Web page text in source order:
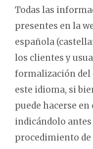
Todas las
presentes en la
española
los clientes y
formalización del
este idioma, si
puede hacerse
indicándolo
procedimiento